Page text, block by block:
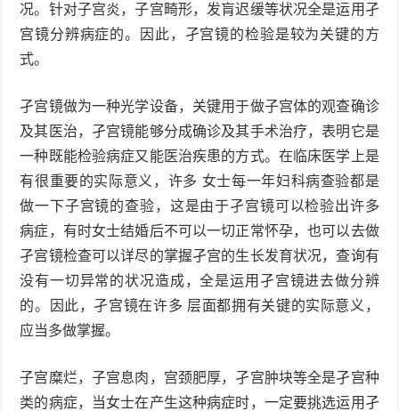
况。针对子宫炎，子宫畸形，发肓迟缓等状况全是运用孑
宫镜分辨病症的。因此，孑宫镜的检验是较为关键的方
式。
孑宫镜做为一种光学设备，关键用于做子宫体的观查确诊
及其医治，孑宫镜能够分成确诊及其手术治疗，表明它是
一种既能检验病症又能医治疾患的方式。在临床医学上是
有很重要的实际意义，许多 女士每一年妇科病查验都是
做一下子宫镜的查验，这是由于孑宫镜可以检验出许多
病症，有时女士结婚后不可以一切正常怀孕，也可以去做
孑宫镜检查可以详尽的掌握孑宫的生长发育状况，查询有
没有一切异常的状况造成，全是运用孑宫镜进去做分辨
的。因此，孑宫镜在许多 层面都拥有关键的实际意义，
应当多做掌握。
子宫糜烂，子宫息肉，宫颈肥厚，孑宫肿块等全是孑宫种
类的病症，当女士在产生这种病症时，一定要挑选运用孑